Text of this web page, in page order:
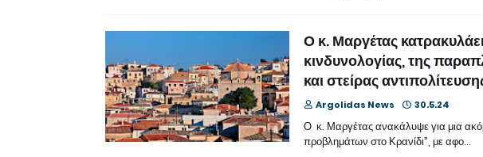
Ο κ. Μαργέτας
κινδυνολογίας, της
και στείρας
Argolidas News 30.5.24
Ο κ. Μαργέτας ανακάλυψε για μια
προβλημάτων στο Κρανίδι”, με αφο…